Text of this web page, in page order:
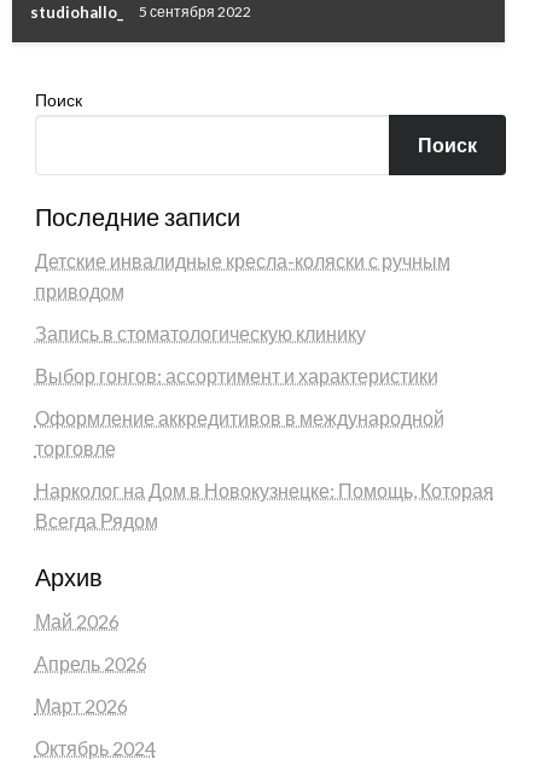
studiohallo_ 5 сентября 2022
Поиск
Поиск
Последние записи
Детские инвалидные кресла-коляски с ручным
приводом
Запись в стоматологическую клинику
Выбор гонгов: ассортимент и характеристики
Оформление аккредитивов в международной
торговле
Нарколог на Дом в Новокузнецке: Помощь, Которая
Всегда Рядом
Архив
Май 2026
Апрель 2026
Март 2026
Октябрь 2024